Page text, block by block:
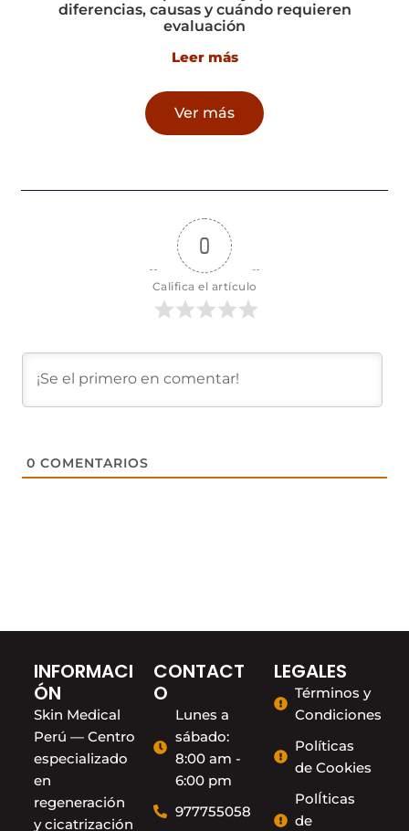
diferencias, causas y cuándo requieren
evaluación
Leer más
Ver más
0
Califica el artículo
0 COMENTARIOS
INFORMACI
ÓN
Skin Medical
Perú — Centro
especializado
en
regeneración
y cicatrización
CONTACT
O
Lunes a
sábado:
8:00 am -
6:00 pm
977755058
LEGALES
Términos y
Condiciones
Políticas
de Cookies
PolÍticas
de